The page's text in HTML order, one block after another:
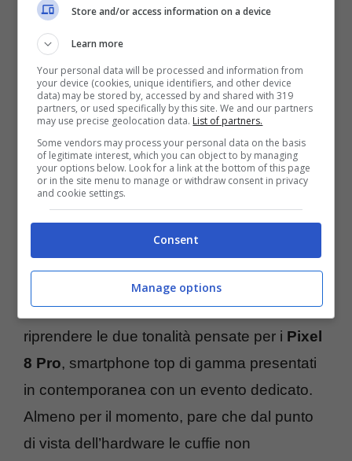
Google annuncia il Grigio Creta e Azzurro cielo per le Pixel
Buds Pro (Screenshot Google) – Tecnocino.it
Le due cuffie true wireless potranno ora
essere acquistate anche nelle due version
Grigio Creta e Azzurro cielo.Che vanno a
riprendere le due tonalità pensate per i Pixel
8 Pro, smartphone top di gamma presentati
in contemporanea con un evento dedicato.
Almeno per il momento, pare che dal punto
di vista dell’hardware le cuffie non
Store and/or access information on a device
Learn more
Your personal data will be processed and information from
your device (cookies, unique identifiers, and other device
data) may be stored by, accessed by and shared with 319
partners, or used specifically by this site. We and our partners
may use precise geolocation data. List of partners.
Some vendors may process your personal data on the basis
of legitimate interest, which you can object to by managing
your options below. Look for a link at the bottom of this page
or in the site menu to manage or withdraw consent in privacy
and cookie settings.
Consent
Manage options